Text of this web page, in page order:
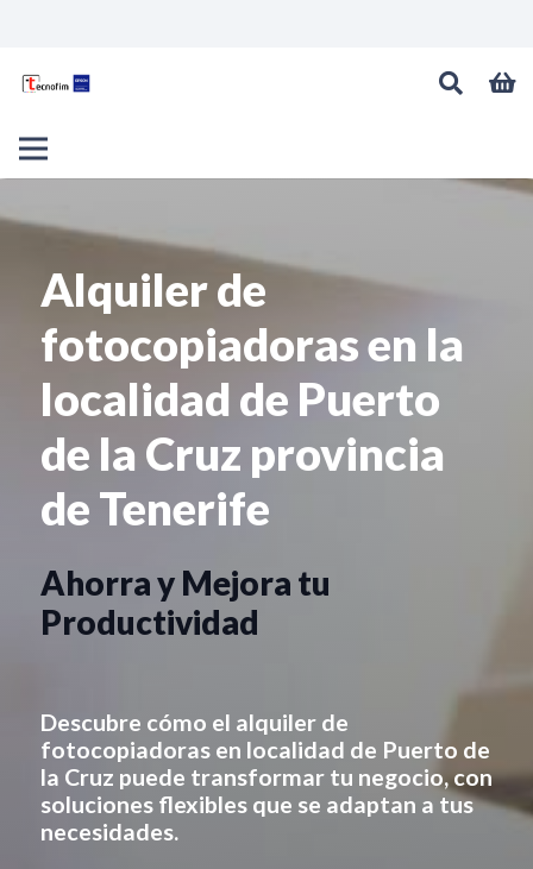
Alquiler de
fotocopiadoras en la
localidad de Puerto
de la Cruz provincia
de Tenerife
Ahorra y Mejora tu
Productividad
Descubre cómo el alquiler de
fotocopiadoras en localidad de Puerto de
la Cruz puede transformar tu negocio, con
soluciones flexibles que se adaptan a tus
necesidades.